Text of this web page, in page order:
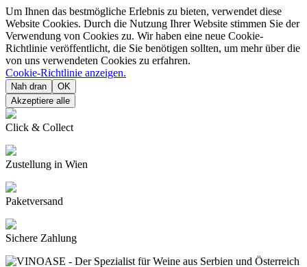
Um Ihnen das bestmögliche Erlebnis zu bieten, verwendet diese
Website Cookies. Durch die Nutzung Ihrer Website stimmen Sie der
Verwendung von Cookies zu. Wir haben eine neue Cookie-
Richtlinie veröffentlicht, die Sie benötigen sollten, um mehr über die
von uns verwendeten Cookies zu erfahren.
Cookie-Richtlinie anzeigen.
Nah dran
OK
Akzeptiere alle
Click & Collect
Zustellung in Wien
Paketversand
Sichere Zahlung